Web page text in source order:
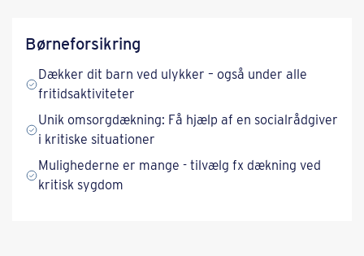
Børneforsikring
Dækker dit barn ved ulykker – også under alle
fritidsaktiviteter
Unik omsorgdækning: Få hjælp af en socialrådgiver
i kritiske situationer
Mulighederne er mange - tilvælg fx dækning ved
kritisk sygdom